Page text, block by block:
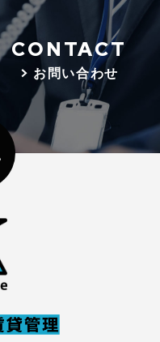
CONTACT
> お問い合わせ